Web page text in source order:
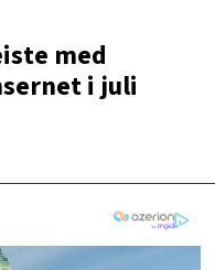
med
i juli